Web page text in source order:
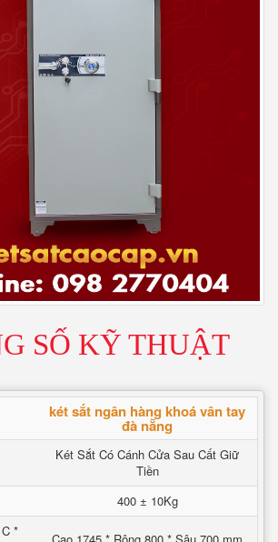
SỐ KỸ THUẬT
két sắt ngân hàng khoá vân tay
đà nẵng
Két Sắt Có Cánh Cửa Sau Cất Giữ
Tiền
400 ± 10Kg
*